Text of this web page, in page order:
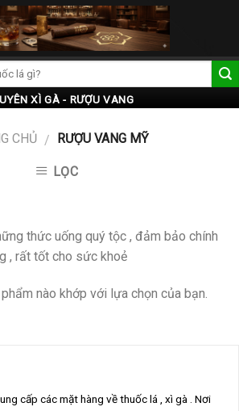
XÌ GÀ - RƯỢU VANG
CHỦ / RƯỢU VANG MỸ
LỌC
thức uống quý tộc , đảm bảo chính
, rất tốt cho sức khoẻ
nào khớp với lựa chọn của bạn.
cấp các mặt hàng về thuốc lá , xì gà . Nơi